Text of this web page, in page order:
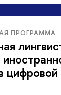
ПРОГРАММА